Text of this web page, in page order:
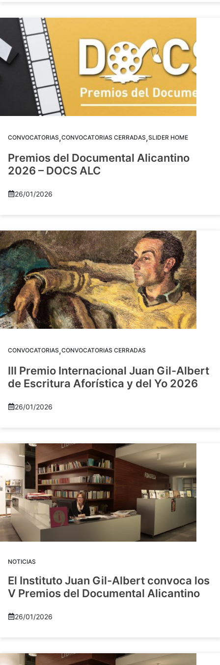
CONVOCATORIAS,CONVOCATORIAS CERRADAS,SLIDER HOME
Premios del Documental Alicantino
2026 – DOCS ALC
26/01/2026
CONVOCATORIAS,CONVOCATORIAS CERRADAS
III Premio Internacional Juan Gil-Albert
de Escritura Aforística y del Yo 2026
26/01/2026
NOTICIAS
El Instituto Juan Gil-Albert convoca los
V Premios del Documental Alicantino
26/01/2026